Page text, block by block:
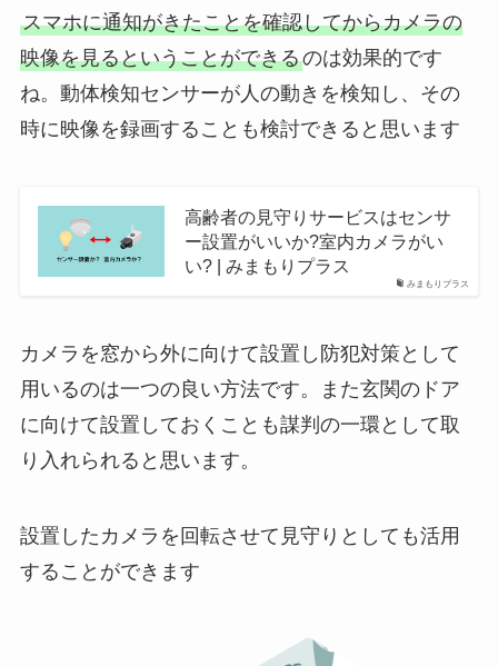
スマホに通知がきたことを確認してからカメラの
映像を見るということができるのは効果的です
ね。動体検知センサーが人の動きを検知し、その
時に映像を録画することも検討できると思います
みまもりプラス
高齢者の見守りサービスはセンサ
ー設置がいいか?室内カメラがい
い? | みまもりプラス
カメラを窓から外に向けて設置し防犯対策として
用いるのは一つの良い方法です。また玄関のドア
に向けて設置しておくことも謀判の一環として取
り入れられると思います。
設置したカメラを回転させて見守りとしても活用
することができます